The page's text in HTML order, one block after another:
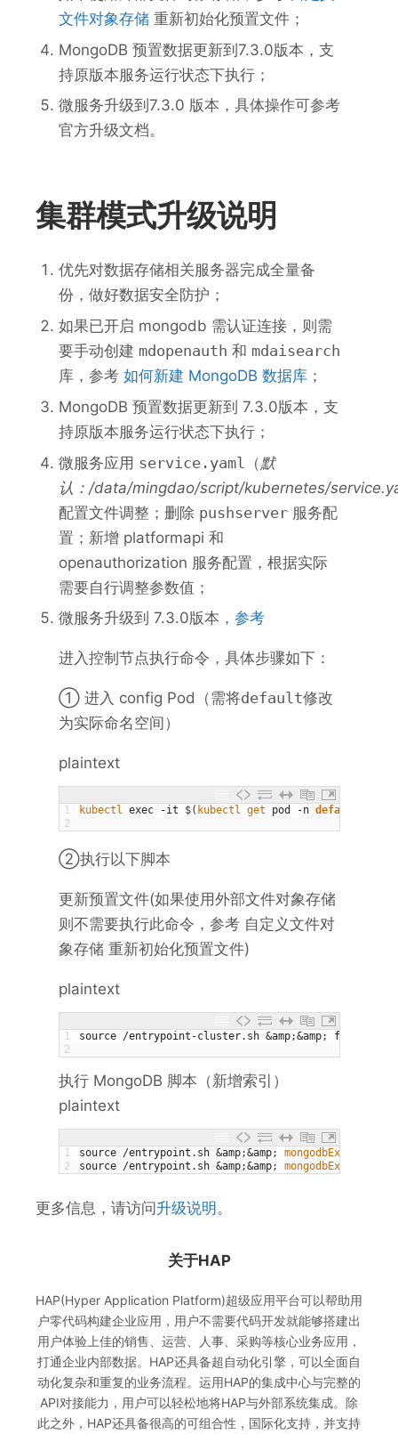
文件对象存储重新初始化预置文件；
MongoDB 预置数据更新到7.3.0版本，支
持原版本服务运行状态下执行；
微服务升级到7.3.0 版本，具体操作可参考
官方升级文档。
集群模式升级说明
优先对数据存储相关服务器完成全量备
份，做好数据安全防护；
如果已开启 mongodb 需认证连接，则需
要手动创建 mdopenauth 和 mdaisearch
库，参考 如何新建 MongoDB 数据库；
MongoDB 预置数据更新到 7.3.0版本，支
持原版本服务运行状态下执行；
微服务应用 service.yaml （默
认：/data/mingdao/script/kubernetes/
配置文件调整；删除 pushserver服务配
置；新增 platformapi 和
openauthorization 服务配置，根据实际
需要自行调整参数值；
微服务升级到 7.3.0版本， 参考
进入控制节点执行命令，具体步骤如下：
① 进入 config Pod（需将default修改
为实际命名空间）
plaintext
1
2
kubectl exec -it $( kubectl get pod -n default
②执行以下脚本
更新预置文件(如果使用外部文件对象存储
则不需要执行此命令，参考 自定义文件对
象存储 重新初始化预置文件)
plaintext
1
2
source /entrypoint -cluster. sh &amp;&amp; fileInit
执行 MongoDB 脚本（新增索引）
plaintext
1
2
source /entrypoint . sh &amp;&amp; mongodbExecute
source
/entrypoint . sh &amp;&amp; mongodbExecute
更多信息，请访问升级说明。
关于HAP
HAP(Hyper Application Platform)超级应用平台可以帮助用
户零代码构建企业应用，用户不需要代码开发就能够搭建出
用户体验上佳的销售、运营、人事、采购等核心业务应用，
打通企业内部数据。HAP还具备超自动化引擎，可以全面自
动化复杂和重复的业务流程。运用HAP的集成中心与完整的
API对接能力，用户可以轻松地将HAP与外部系统集成。除
此之外，HAP还具备很高的可组合性，国际化支持，并支持